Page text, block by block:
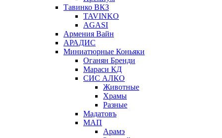
Тавинко ВКЗ
TAVINKO
AGASI
Армения Вайн
АРАДИС
Миниатюрные Коньяки
Оганян Бренди
Мараси КД
СИС АЛКО
Животные
Храмы
Разные
Мадатовъ
МАП
Арамэ